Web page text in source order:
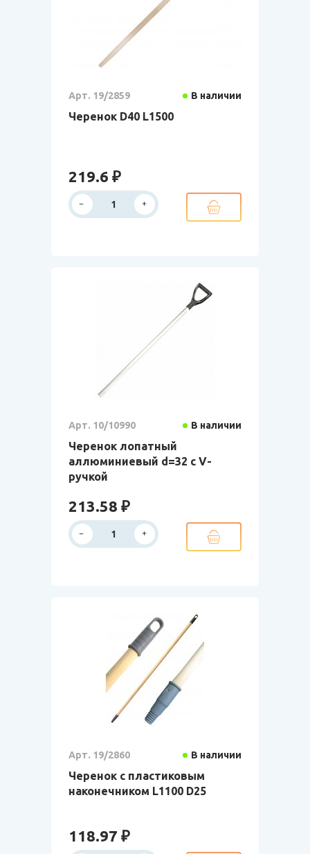
Арт. 19/2859 В наличии
Черенок D40 L1500
219.6 ₽
Арт. 10/10990 В наличии
Черенок лопатный
аллюминиевый d=32 с V-
ручкой
213.58 ₽
Арт. 19/2860 В наличии
Черенок с пластиковым
наконечником L1100 D25
118.97 ₽